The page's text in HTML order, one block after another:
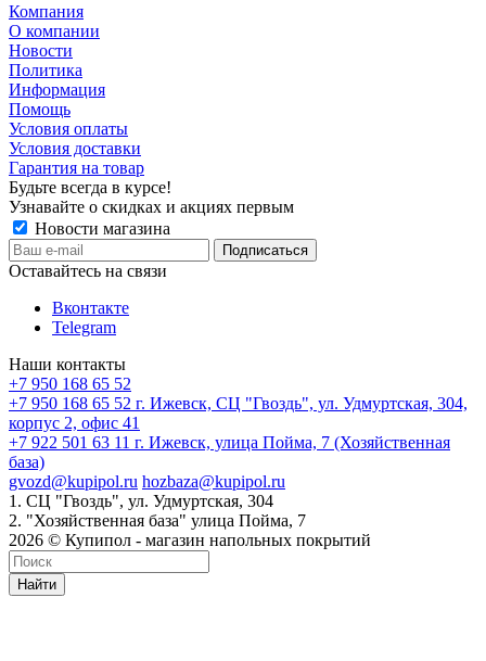
Компания
О компании
Новости
Политика
Информация
Помощь
Условия оплаты
Условия доставки
Гарантия на товар
Будьте всегда в курсе!
Узнавайте о скидках и акциях первым
Новости магазина
Оставайтесь на связи
Вконтакте
Telegram
Наши контакты
+7 950 168 65 52
+7 950 168 65 52 г. Ижевск, СЦ "Гвоздь", ул. Удмуртская, 304,
корпус 2, офис 41
+7 922 501 63 11 г. Ижевск, улица Пойма, 7 (Хозяйственная
база)
gvozd@kupipol.ru hozbaza@kupipol.ru
1. СЦ "Гвоздь", ул. Удмуртская, 304
2. "Хозяйственная база" улица Пойма, 7
2026 © Купипол - магазин напольных покрытий
Найти